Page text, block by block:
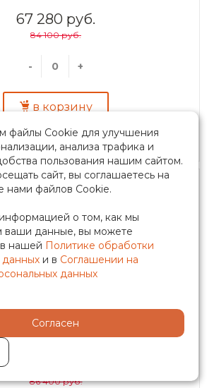
67 280 руб.
84 100 руб.
- +
в корзину
Быстрый заказ
внутрипольный Askon (с
КВП-В 100/170/3400
86 400 руб.
файлы Cookie для улучшения
анализа трафика и
пользования нашим сайтом.
сайт, вы соглашаетесь на
нами файлов Cookie.
о том, как мы
ваши данные, вы можете
нашей Политике обработки
данных и в Соглашении на
данных
Согласен